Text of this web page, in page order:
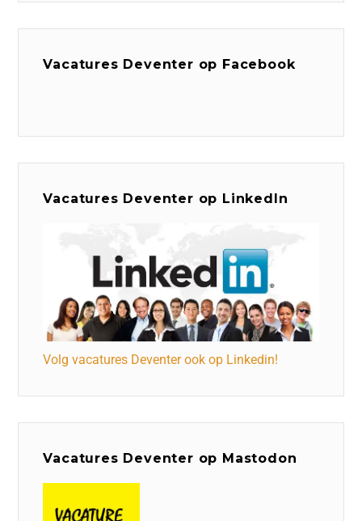
Vacatures Deventer op Facebook
Vacatures Deventer op LinkedIn
Volg vacatures Deventer ook op Linkedin!
Vacatures Deventer op Mastodon